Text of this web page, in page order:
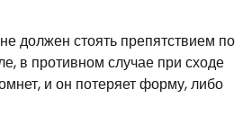
должен стоять препятствием по
в противном случае при сходе
и он потеряет форму, либо